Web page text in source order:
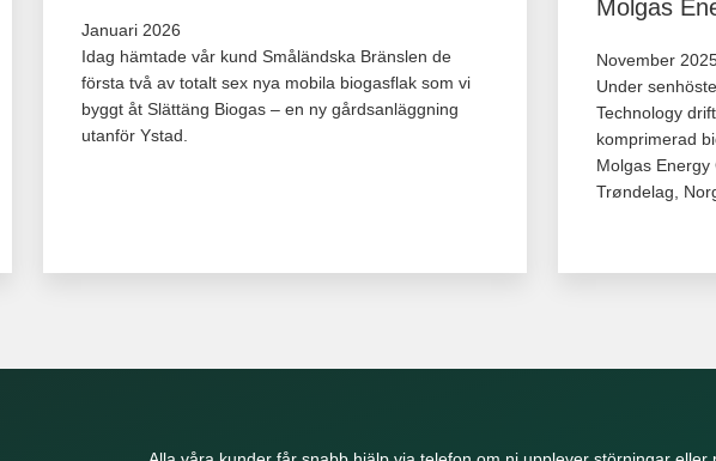
Januari 2026
Idag hämtade vår kund Småländska Bränslen de
första två av totalt sex nya mobila biogasflak som vi
byggt åt Slättäng Biogas – en ny gårdsanläggning
utanför Ystad.
Molgas
November
Under
Technology
komprimerad
Molgas
Trøndelag,